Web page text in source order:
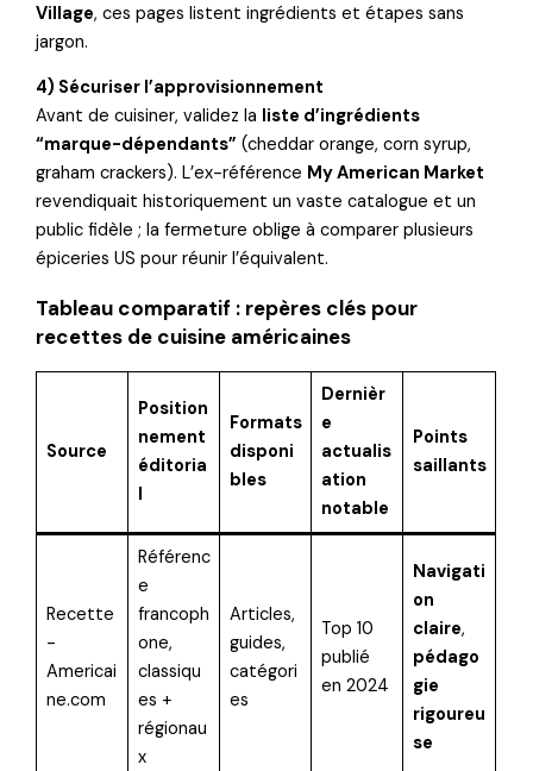
Village, ces pages listent ingrédients et étapes sans
jargon.
4) Sécuriser l’approvisionnement
Avant de cuisiner, validez la liste d’ingrédients
“marque-dépendants” (cheddar orange, corn syrup,
graham crackers). L’ex-référence My American Market
revendiquait historiquement un vaste catalogue et un
public fidèle ; la fermeture oblige à comparer plusieurs
épiceries US pour réunir l’équivalent.
Tableau comparatif : repères clés pour
recettes de cuisine américaines
Source
Position
nement
éditoria
l
Formats
disponi
bles
Dernièr
e
actualis
ation
notable
Points
saillants
Recette
-
Americai
ne.com
Référenc
e
francoph
one,
classiqu
es +
régionau
x
Articles,
guides,
catégori
es
Top 10
publié
en 2024
Navigati
on
claire,
pédago
gie
rigoureu
se